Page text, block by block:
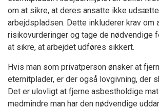
om at sikre, at deres ansatte ikke
arbejdspladsen. Dette inkluderer krav om
risikovurderinger og tage de nødvendige
at sikre, at arbejdet udføres sikkert.
Hvis man som privatperson ønsker at
eternitplader, er der også lovgivning, der
Det er ulovligt at fjerne asbestholdige
medmindre man har den nødvendige